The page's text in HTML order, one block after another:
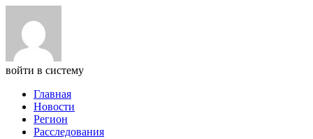
войти в систему
Главная
Новости
Регион
Расследования